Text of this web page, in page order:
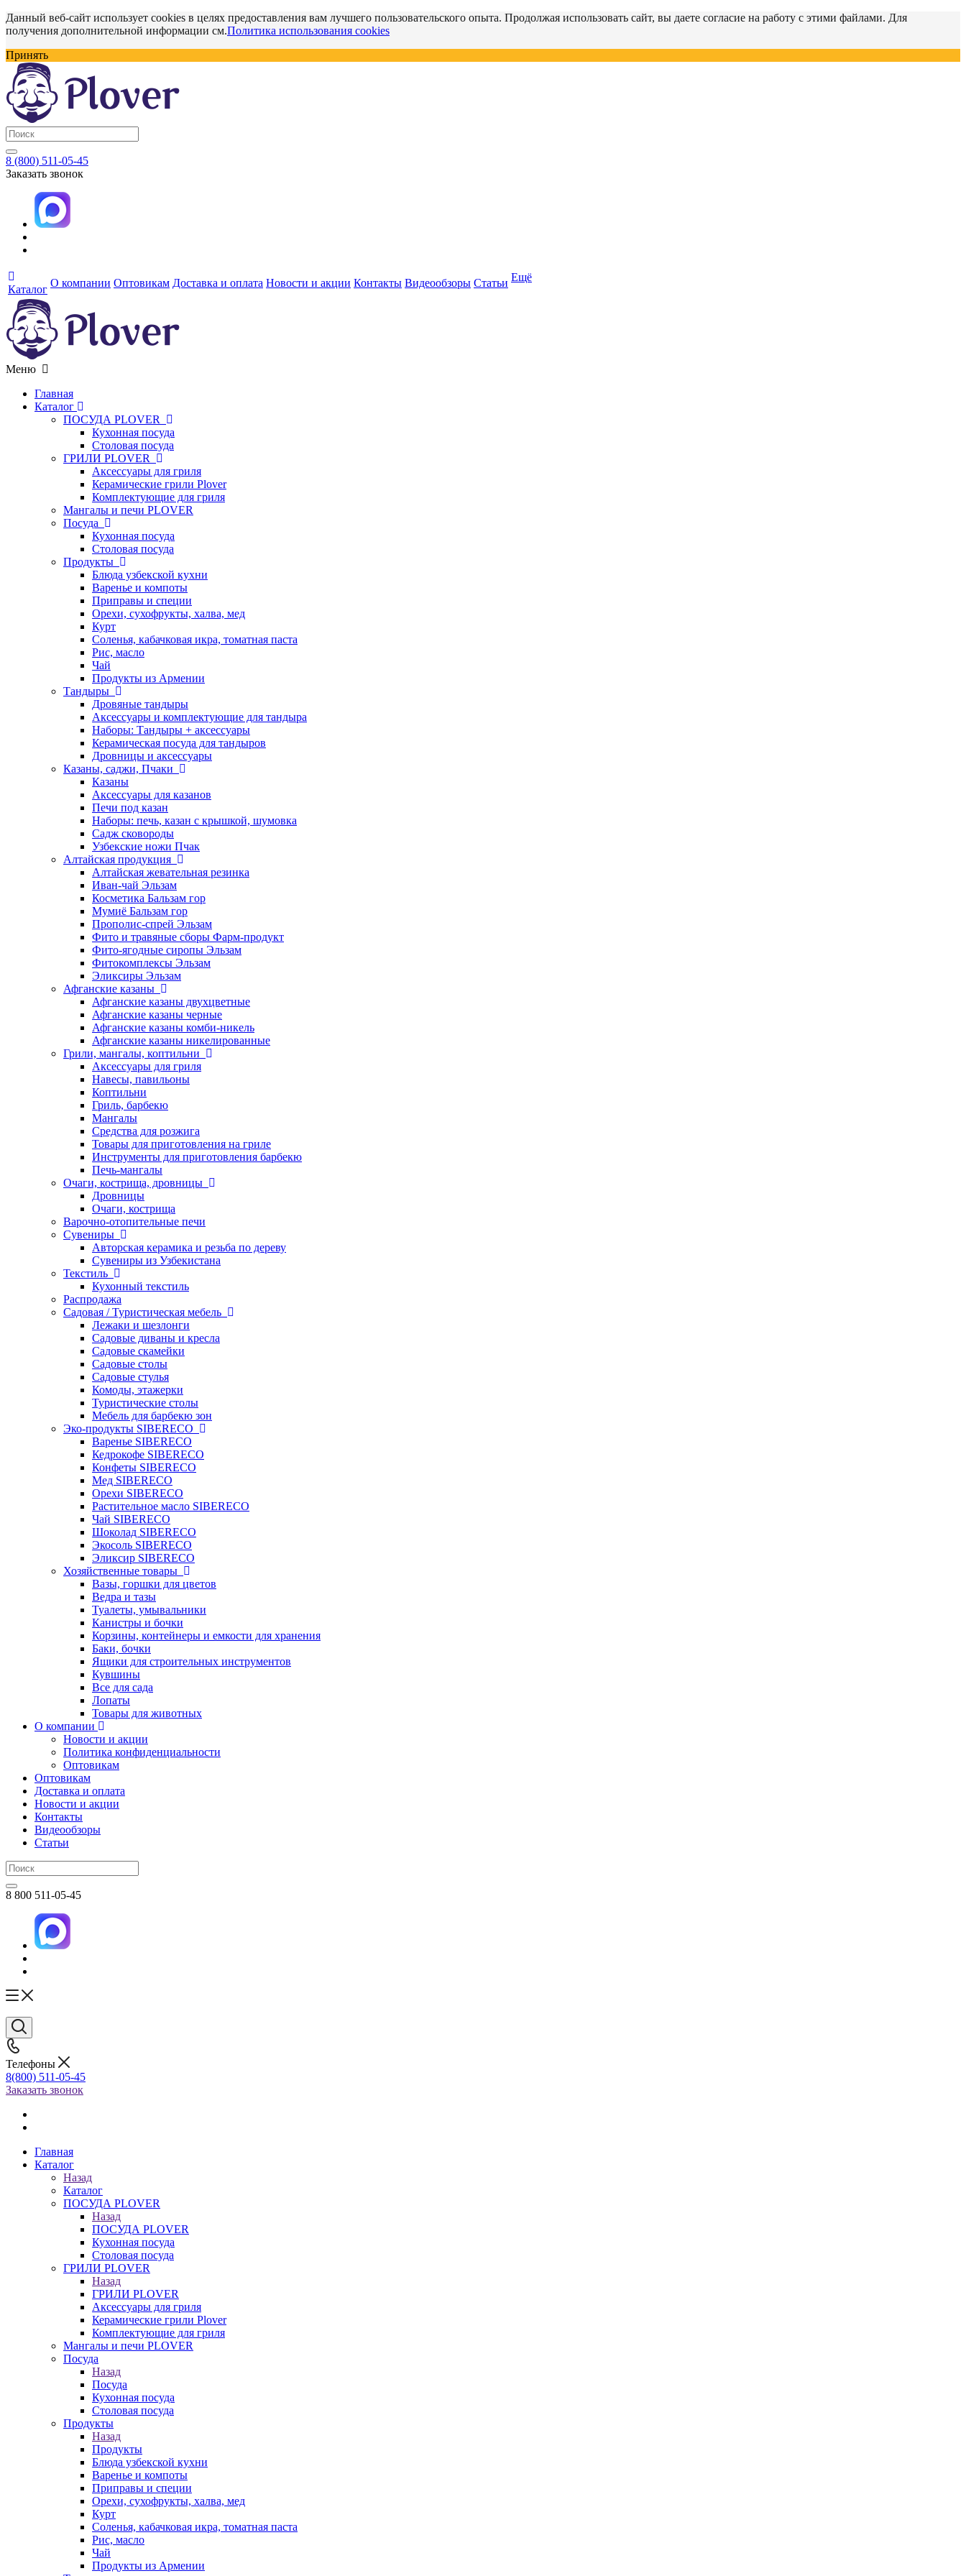
Данный веб-сайт использует cookies в целях предоставления вам лучшего пользовательского опыта. Продолжая использовать сайт, вы даете согласие на работу с этими файлами. Для
получения дополнительной информации см.Политика использования cookies
Принять
8 (800) 511-05-45
Заказать звонок
Каталог
О компании Оптовикам Доставка и оплата Новости и акции Контакты Видеообзоры Статьи Ещё
Меню
Главная
Каталог
ПОСУДА PLOVER
Кухонная посуда
Столовая посуда
ГРИЛИ PLOVER
Аксессуары для гриля
Керамические грили Plover
Комплектующие для гриля
Мангалы и печи PLOVER
Посуда
Кухонная посуда
Столовая посуда
Продукты
Блюда узбекской кухни
Варенье и компоты
Приправы и специи
Орехи, сухофрукты, халва, мед
Курт
Соленья, кабачковая икра, томатная паста
Рис, масло
Чай
Продукты из Армении
Тандыры
Дровяные тандыры
Аксессуары и комплектующие для тандыра
Наборы: Тандыры + аксессуары
Керамическая посуда для тандыров
Дровницы и аксессуары
Казаны, саджи, Пчаки
Казаны
Аксессуары для казанов
Печи под казан
Наборы: печь, казан с крышкой, шумовка
Садж сковороды
Узбекские ножи Пчак
Алтайская продукция
Алтайская жевательная резинка
Иван-чай Эльзам
Косметика Бальзам гор
Мумиё Бальзам гор
Прополис-спрей Эльзам
Фито и травяные сборы Фарм-продукт
Фито-ягодные сиропы Эльзам
Фитокомплексы Эльзам
Эликсиры Эльзам
Афганские казаны
Афганские казаны двухцветные
Афганские казаны черные
Афганские казаны комби-никель
Афганские казаны никелированные
Грили, мангалы, коптильни
Аксессуары для гриля
Навесы, павильоны
Коптильни
Гриль, барбекю
Мангалы
Средства для розжига
Товары для приготовления на гриле
Инструменты для приготовления барбекю
Печь-мангалы
Очаги, кострища, дровницы
Дровницы
Очаги, кострища
Варочно-отопительные печи
Сувениры
Авторская керамика и резьба по дереву
Сувениры из Узбекистана
Текстиль
Кухонный текстиль
Распродажа
Садовая / Туристическая мебель
Лежаки и шезлонги
Садовые диваны и кресла
Садовые скамейки
Садовые столы
Садовые стулья
Комоды, этажерки
Туристические столы
Мебель для барбекю зон
Эко-продукты SIBERECO
Варенье SIBERECO
Кедрокофе SIBERECO
Конфеты SIBERECO
Мед SIBERECO
Орехи SIBERECO
Растительное масло SIBERECO
Чай SIBERECO
Шоколад SIBERECO
Экосоль SIBERECO
Эликсир SIBERECO
Хозяйственные товары
Вазы, горшки для цветов
Ведра и тазы
Туалеты, умывальники
Канистры и бочки
Корзины, контейнеры и емкости для хранения
Баки, бочки
Ящики для строительных инструментов
Кувшины
Все для сада
Лопаты
Товары для животных
О компании
Новости и акции
Политика конфиденциальности
Оптовикам
Оптовикам
Доставка и оплата
Новости и акции
Контакты
Видеообзоры
Статьи
8 800 511-05-45
Телефоны
8(800) 511-05-45
Заказать звонок
Главная
Каталог
Назад
Каталог
ПОСУДА PLOVER
Назад
ПОСУДА PLOVER
Кухонная посуда
Столовая посуда
ГРИЛИ PLOVER
Назад
ГРИЛИ PLOVER
Аксессуары для гриля
Керамические грили Plover
Комплектующие для гриля
Мангалы и печи PLOVER
Посуда
Назад
Посуда
Кухонная посуда
Столовая посуда
Продукты
Назад
Продукты
Блюда узбекской кухни
Варенье и компоты
Приправы и специи
Орехи, сухофрукты, халва, мед
Курт
Соленья, кабачковая икра, томатная паста
Рис, масло
Чай
Продукты из Армении